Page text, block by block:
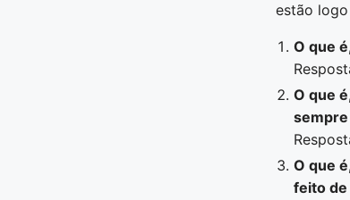
estão
O que
O que
O que
feito de